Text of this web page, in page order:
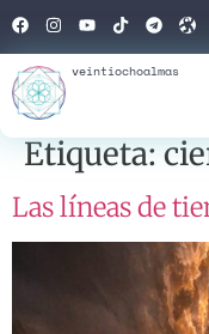
veintiochoalmas
Etiqueta:
Las líneas de